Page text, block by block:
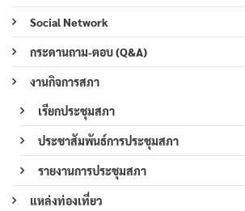
Social Network
กระดานถาม-ตอบ (Q&A)
งานกิจการสภา
เรียกประชุมสภา
ประชาสัมพันธ์การประชุมสภา
รายงานการประชุมสภา
แหล่งท่องเที่ยว